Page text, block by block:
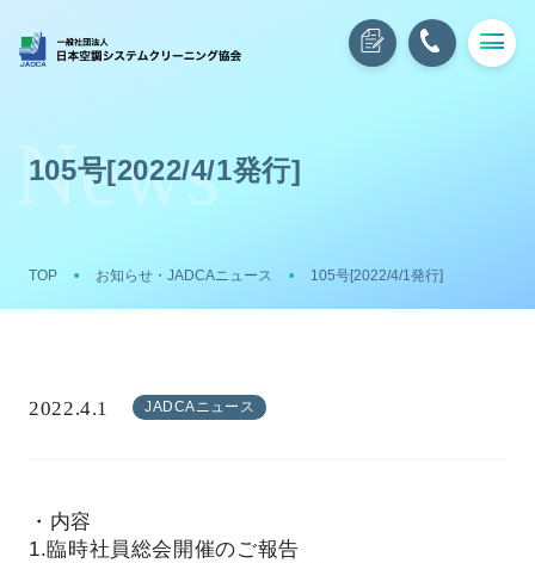
TOP お知らせ・JADCAニュース 105号[2022/4/1発行]
105号[2022/4/1発行]
2022.4.1 JADCAニュース
・内容
1.臨時社員総会開催のご報告